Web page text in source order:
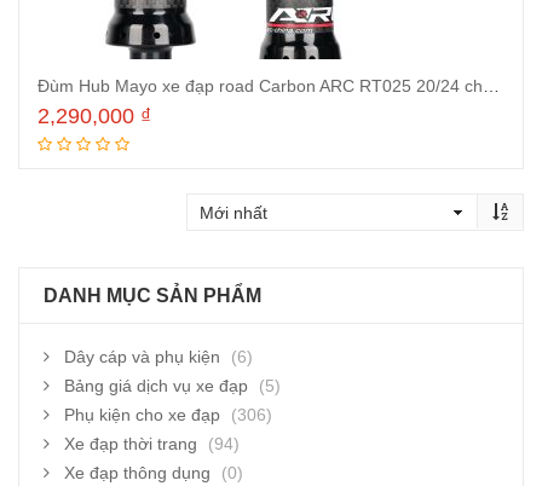
2,290,000 ₫
DANH MỤC SẢN PHẨM
Dây cáp và phụ kiện
(6)
Bảng giá dịch vụ xe đạp
(5)
Phụ kiện cho xe đạp
(306)
Xe đạp thời trang
(94)
Xe đạp thông dụng
(0)